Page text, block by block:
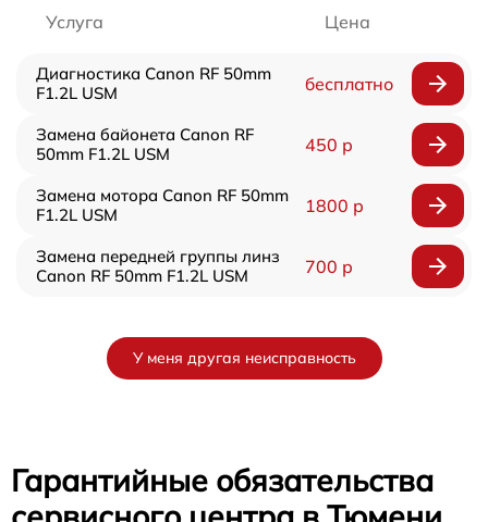
Услуга Цена
Диагностика Canon RF 50mm
F1.2L USM
бесплатно
Замена байонета Canon RF
50mm F1.2L USM
450 р
Замена мотора Canon RF 50mm
F1.2L USM
1800 р
Замена передней группы линз
Canon RF 50mm F1.2L USM
700 р
У меня другая неисправность
Гарантийные обязательства